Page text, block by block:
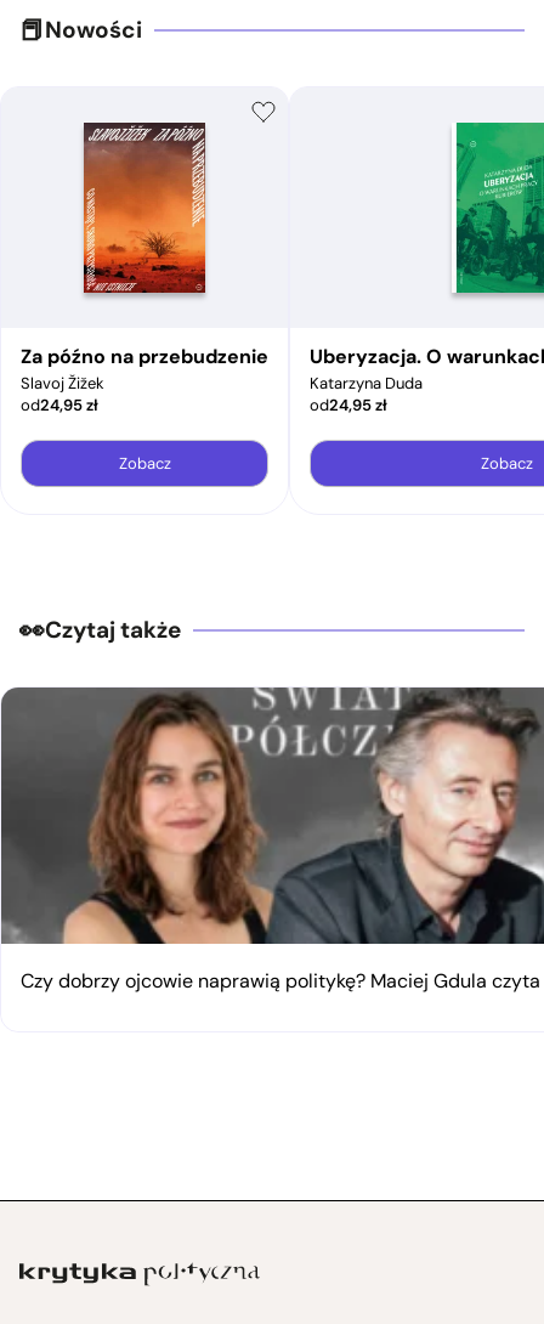
Nowości
Za późno na przebudzenie
Slavoj Žižek
od24,95zł
Zobacz
Uberyzacja. O
Katarzyna Duda
od24,95zł
Zobacz
Czytaj także
Czy dobrzy ojcowie naprawią politykę? Maciej Gdula czyta